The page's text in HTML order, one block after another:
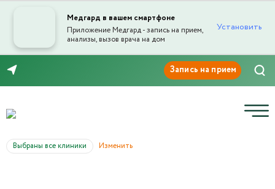
Медгард в вашем смартфоне
Приложение Медгард - запись на прием,
анализы, вызов врача на дом
Установить
Выбраны все клиники Изменить